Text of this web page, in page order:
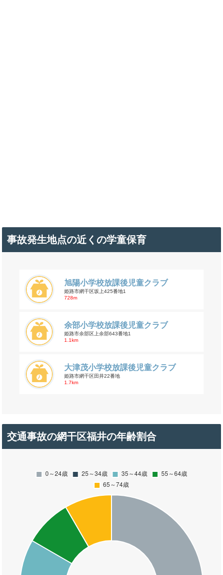
事故発生地点の近くの学童保育
旭陽小学校放課後児童クラブ
姫路市網干区坂上425番地1
728m
余部小学校放課後児童クラブ
姫路市余部区上余部643番地1
1.1km
大津茂小学校放課後児童クラブ
姫路市網干区田井22番地
1.7km
交通事故の網干区福井の年齢割合